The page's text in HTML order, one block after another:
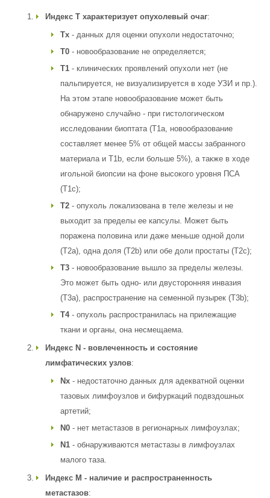
Индекс Т характеризует опухолевый очаг:
Тх - данных для оценки опухоли недостаточно;
Т0 - новообразование не определяется;
Т1 - клинических проявлений опухоли нет (не
пальпируется, не визуализируется в ходе УЗИ и пр.).
На этом этапе новообразование может быть
обнаружено случайно - при гистологическом
исследовании биоптата (Т1а, новообразование
составляет менее 5% от общей массы забранного
материала и Т1b, если больше 5%), а также в ходе
игольной биопсии на фоне высокого уровня ПСА
(Т1с);
Т2 - опухоль локализована в теле железы и не
выходит за пределы ее капсулы. Может быть
поражена половина или даже меньше одной доли
(Т2а), одна доля (Т2b) или обе доли простаты (Т2с);
Т3 - новообразование вышло за пределы железы.
Это может быть одно- или двусторонняя инвазия
(Т3а), распространение на семенной пузырек (Т3b);
Т4- опухоль распространилась на прилежащие
ткани и органы, она несмещаема.
Индекс N - вовлеченность и состояние
лимфатических узлов:
Nх - недостаточно данных для адекватной оценки
тазовых лимфоузлов и бифуркаций подвздошных
артетий;
N0 - нет метастазов в регионарных лимфоузлах;
N1 - обнаруживаются метастазы в лимфоузлах
малого таза.
Индекс М - наличие и распространенность
метастазов: